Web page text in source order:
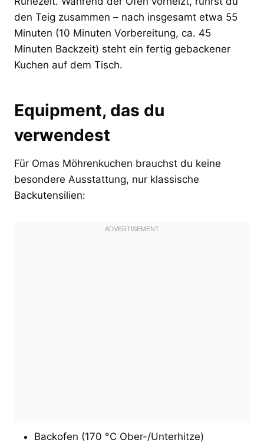
den Teig zusammen – nach insgesamt etwa 55
Minuten (10 Minuten Vorbereitung, ca. 45
Minuten Backzeit) steht ein fertig gebackener
Kuchen auf dem Tisch.
Equipment, das du
verwendest
Für Omas Möhrenkuchen brauchst du keine
besondere Ausstattung, nur klassische
Backutensilien:
Backofen (170 °C Ober-/Unterhitze)